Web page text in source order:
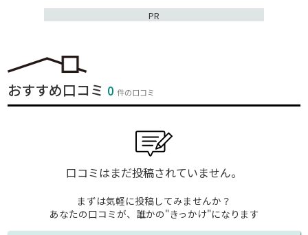
PR
おすすめ口コミ 0件の口コミ
口コミはまだ投稿されていません。
まずは気軽に投稿してみませんか？
あなたの口コミが、誰かの"きっかけ"になります